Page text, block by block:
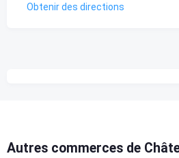
Obtenir des directions
Autres commerces de